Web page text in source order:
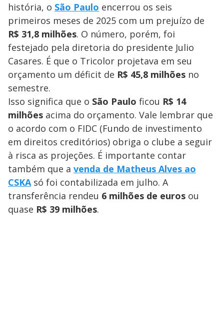
história, o São Paulo encerrou os seis
primeiros meses de 2025 com um prejuízo de
R$ 31,8 milhões. O número, porém, foi
festejado pela diretoria do presidente Julio
Casares. É que o Tricolor projetava em seu
orçamento um déficit de R$ 45,8 milhões no
semestre.
Isso significa que o São Paulo ficou R$ 14
milhões acima do orçamento. Vale lembrar que
o acordo com o FIDC (Fundo de investimento
em direitos creditórios) obriga o clube a seguir
à risca as projeções. É importante contar
também que a venda de Matheus Alves ao
CSKA só foi contabilizada em julho. A
transferência rendeu 6 milhões de euros ou
quase R$ 39 milhões.